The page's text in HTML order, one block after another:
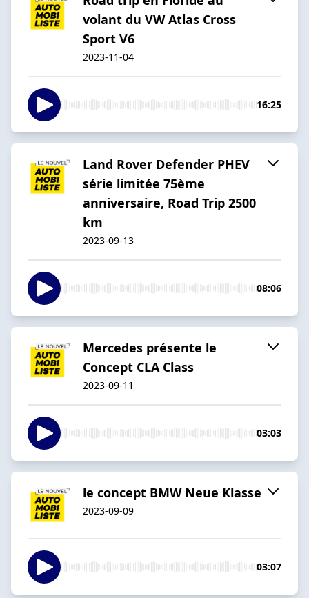
volant du VW Atlas Cross
Sport V6
2023-11-04
16:25
Land Rover Defender PHEV
série limitée 75ème
anniversaire, Road Trip 2500
km
2023-09-13
08:06
Mercedes présente le
Concept CLA Class
2023-09-11
03:03
le concept BMW Neue Klasse
2023-09-09
03:07